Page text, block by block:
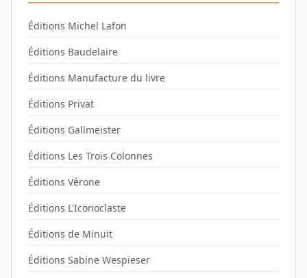
Éditions Michel Lafon
Éditions Baudelaire
Éditions Manufacture du livre
Éditions Privat
Éditions Gallmeister
Éditions Les Trois Colonnes
Éditions Vérone
Éditions L'Iconoclaste
Éditions de Minuit
Éditions Sabine Wespieser